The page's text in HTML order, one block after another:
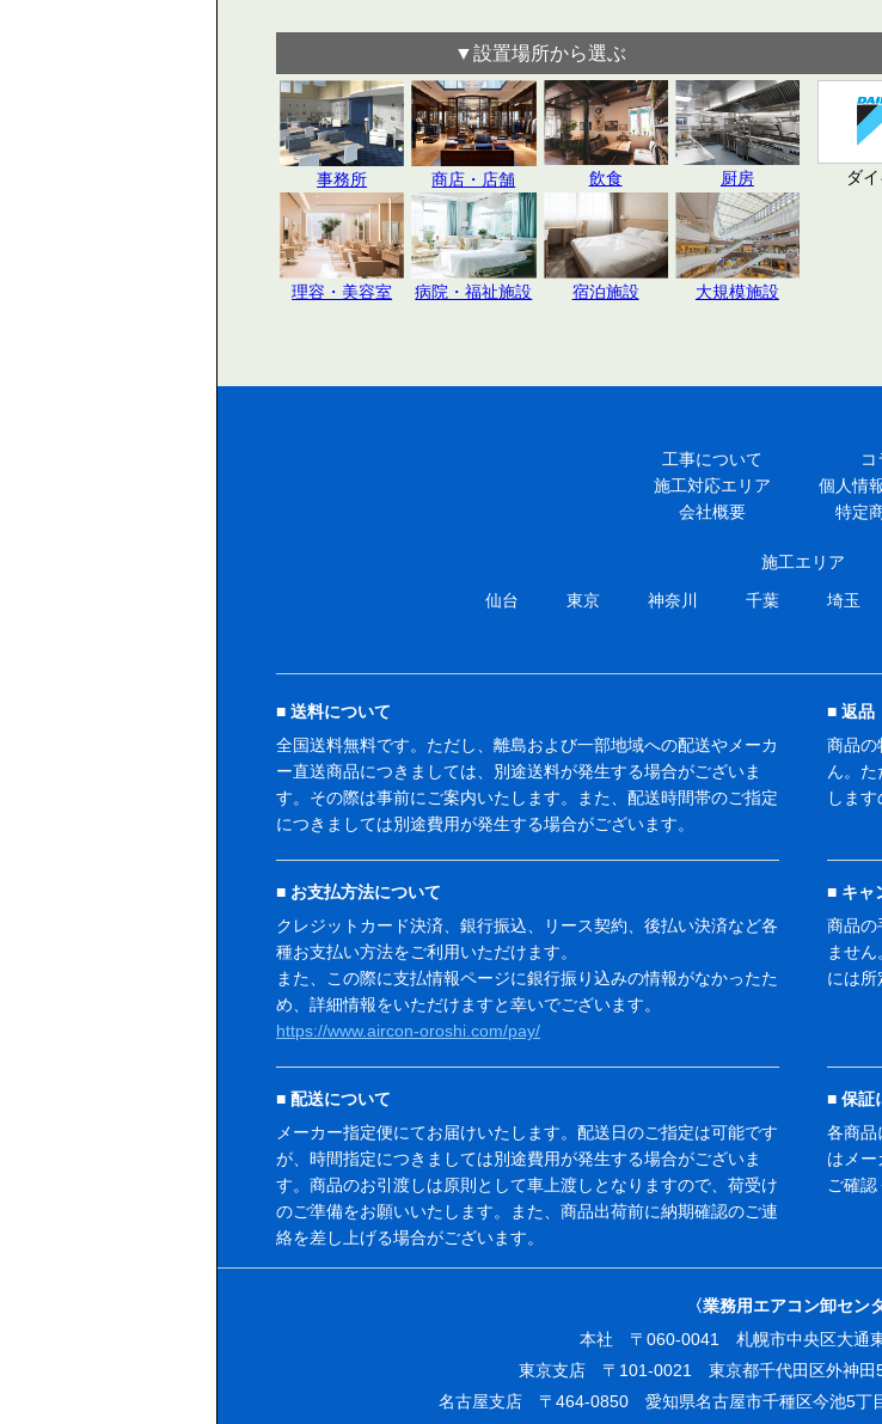
▼設置場所から選ぶ
事務所 商店・店舗 飲食 厨房
理容・美容室 病院・福祉施設 宿泊施設 大規模施設
ダ
工事について
施工対応エリア
会社概要
コ
個人情
特定
施工エリア
仙台
東京 神奈川 千葉 埼玉
送料について
全国送料無料です。ただし、離島および一部地域への配送やメーカ
ー直送商品につきましては、別途送料が発生する場合がございま
す。その際は事前にご案内いたします。また、配送時間帯のご指定
につきましては別途費用が発生する場合がございます。
返品
商品の
ん。
しま
お支払方法について
クレジットカード決済、銀行振込、リース契約、後払い決済など各
種お支払い方法をご利用いただけます。
また、この際に支払情報ページに銀行振り込みの情報がなかったた
め、詳細情報をいただけますと幸いでございます。
https://www.aircon-oroshi.com/pay/
キャ
商品の
ませ
には所
配送について
メーカー指定便にてお届けいたします。配送日のご指定は可能です
が、時間指定につきましては別途費用が発生する場合がございま
す。商品のお引渡しは原則として車上渡しとなりますので、荷受け
のご準備をお願いいたします。また、商品出荷前に納期確認のご連
絡を差し上げる場合がございます。
保証
各商品
はメ
ご確認
〈業務用エアコン卸セン
本社 〒060-0041 札幌市中央区大通
東京支店 〒101-0021 東京都千代田区外神
名古屋支店 〒464-0850 愛知県名古屋市千種区今池5丁